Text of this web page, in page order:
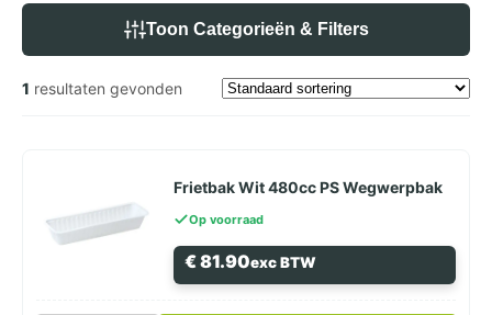
Toon Categorieën & Filters
1 resultaten gevonden
Frietbak Wit 480cc PS Wegwerpbak
Op voorraad
€81.90exc BTW